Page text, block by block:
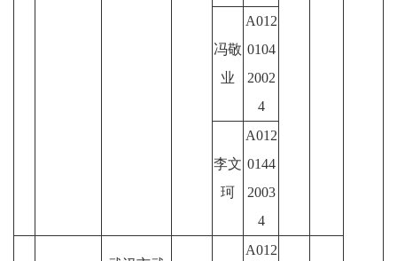
冯敬
业
A012
0104
2002
4
李文
珂
A012
0144
2003
4
A012